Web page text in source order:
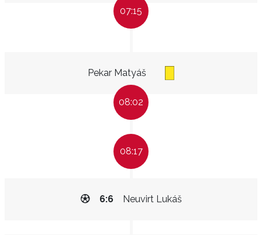
07:15
Pekar Matyáš
08:02
08:17
Neuvirt Lukáš
6:6